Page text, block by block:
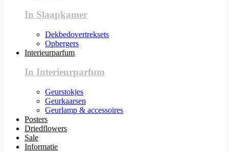
In Slaapkamer
Dekbedovertreksets
Opbergers
Interieurparfum
In Interieurparfum
Geurstokjes
Geurkaarsen
Geurlamp & accessoires
Posters
Driedflowers
Sale
Informatie